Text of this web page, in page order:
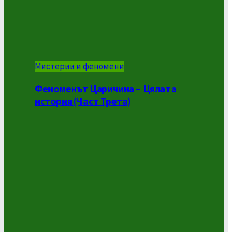
Мистерии и феномени
Феноменът Царичина – Цялата
история (Част Трета)